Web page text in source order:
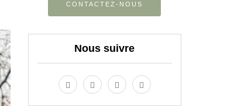
CONTACTEZ-NOUS
Nous suivre